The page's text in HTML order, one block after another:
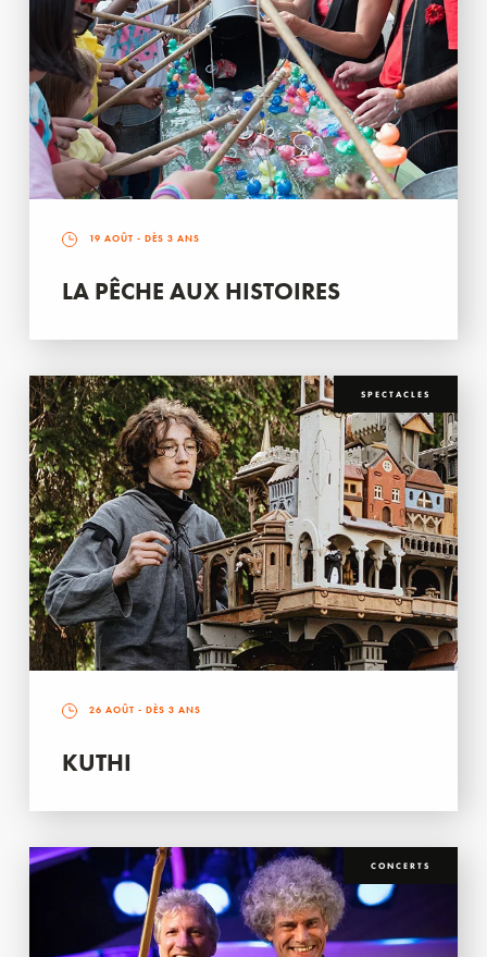
19 AOÛT - DÈS 3 ANS
LA PÊCHE AUX HISTOIRES
SPECTACLES
26 AOÛT - DÈS 3 ANS
KUTHI
CONCERTS